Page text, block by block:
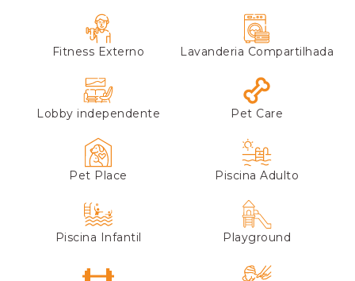
Fitness Externo Lavanderia Compartilhada
Lobby independente Pet Care
Pet Place Piscina Adulto
Piscina Infantil Playground